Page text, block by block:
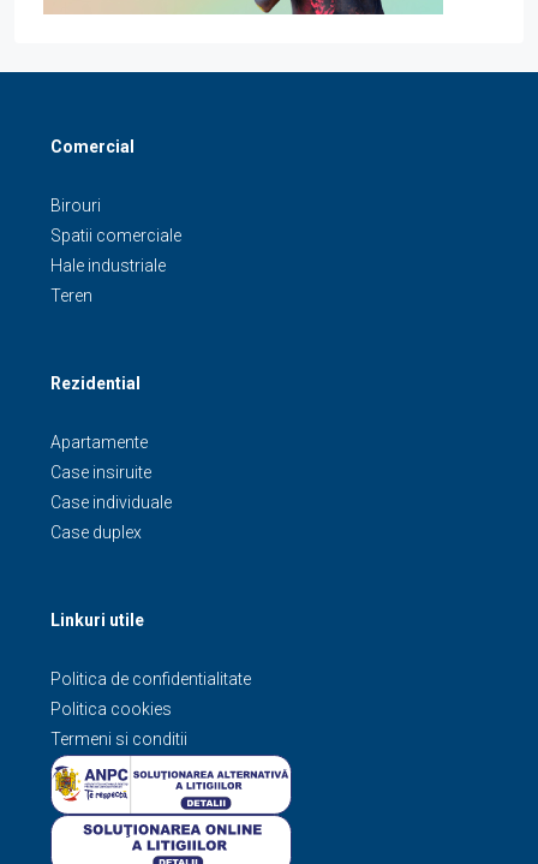
Comercial
Birouri
Spatii comerciale
Hale industriale
Teren
Rezidential
Apartamente
Case insiruite
Case individuale
Case duplex
Linkuri utile
Politica de confidentialitate
Politica cookies
Termeni si conditii